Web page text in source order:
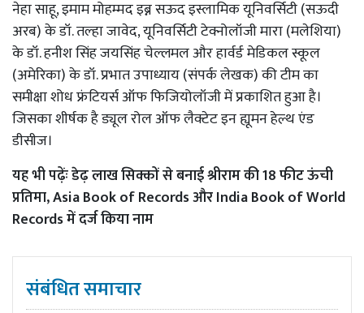
नेहा साहू, इमाम मोहम्मद इब्न सऊद इस्लामिक यूनिवर्सिटी (सऊदी
अरब) के डॉ. तल्हा जावेद, यूनिवर्सिटी टेक्नोलॉजी मारा (मलेशिया)
के डॉ. हनीश सिंह जयसिंह चेल्लमल और हार्वर्ड मेडिकल स्कूल
(अमेरिका) के डॉ. प्रभात उपाध्याय (संपर्क लेखक) की टीम का
समीक्षा शोध फ्रंटियर्स ऑफ फिजियोलॉजी में प्रकाशित हुआ है।
जिसका शीर्षक है ड्यूल रोल ऑफ लैक्टेट इन ह्यूमन हेल्थ एंड
डीसीज।
यह भी पढ़ेंःडेढ़ लाख सिक्कों से बनाई श्रीराम की 18 फीट ऊंची
प्रतिमा, Asia Book of Records और India Book of World
Records में दर्ज किया नाम
संबंधित समाचार